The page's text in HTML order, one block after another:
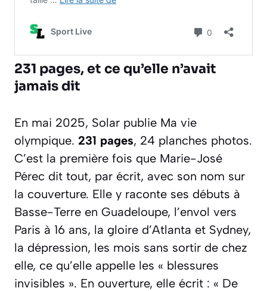
231 pages, et ce qu’elle n’avait
jamais dit
En mai 2025, Solar publie Ma vie
olympique. 231 pages, 24 planches photos.
C’est la première fois que Marie-José
Pérec dit tout, par écrit, avec son nom sur
la couverture. Elle y raconte ses débuts à
Basse-Terre en Guadeloupe, l’envol vers
Paris à 16 ans, la gloire d’Atlanta et Sydney,
la dépression, les mois sans sortir de chez
elle, ce qu’elle appelle les « blessures
invisibles ». En ouverture, elle écrit : « De